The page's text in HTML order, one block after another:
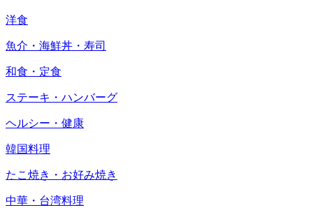
洋食
魚介・海鮮丼・寿司
和食・定食
ステーキ・ハンバーグ
ヘルシー・健康
韓国料理
たこ焼き・お好み焼き
中華・台湾料理